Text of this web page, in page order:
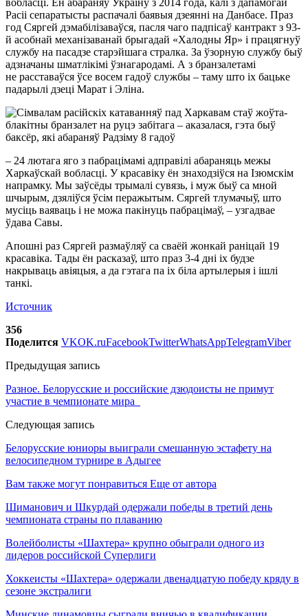
Расii сепаратысты распачалi баявыя дзеяннi на Данбасе. Праз
год Cяргей дэмабілізаваўся, пасля чаго падпісаў кантракт з 93-
й асобнай механізаванай брыгадай «Халодны Яр» і працягнуў
службу на пасадзе старэйшага стралка. За ўзорную службу быў
адзначаны шматлікімі ўзнагародамі. А з бранзалетамi
не расставаўся ўсе восем гадоў службы – таму што iх бацьке
падарылi дзецi Марат i Элiна.
– 24 лютага яго з пабрацімамі адправілі абараняць межы
Харкаўскай вобласці. У красавіку ён знаходзіўся на Ізюмскім
напрамку. Мы заўсёды трымалі сувязь, і муж быў са мной
шчырым, дзяліўся ўсім перажытым. Сяргей тлумачыў, што
мусіць ваяваць і не можа пакінуць пабрацімаў, – узгадвае
ўдава Савы.
Апошні раз Сяргей размаўляў са сваёй жонкай раніцай 19
красавіка. Тады ён расказаў, што праз 3-4 дні іх будзе
накрываць авіяцыя, а да гэтага па іх біла артылерыя і ішлі
танкі.
Источник
356
Поделится VKOK.ruFacebookTwitterWhatsAppTelegramViber
Предыдущая запись
Разное. Белорусские и российские дзюдоисты не примут
участие в чемпионате мира
Следующая запись
Белорусские юниоры выиграли смешанную эстафету на
велосипедном турнире в Адыгее
Вам также могут понравиться Еще от автора
Шиманович и Шкурдай одержали победы в третий день
чемпионата страны по плаванию
Волейболисты «Шахтера» крупно обыграли одного из
лидеров российской Суперлиги
Хоккеисты «Шахтера» одержали двенадцатую победу кряду в
сезоне экстралиги